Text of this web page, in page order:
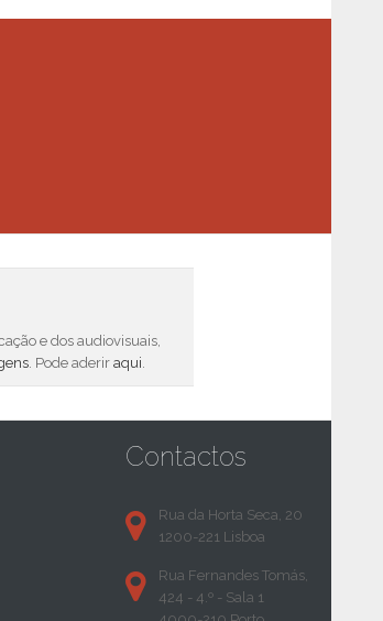
e dos audiovisuais,
. Pode aderir aqui.
Contactos
Rua da Horta Seca, 20
1200-221 Lisboa
Rua Fernandes Tomás,
424 - 4.º - Sala 1